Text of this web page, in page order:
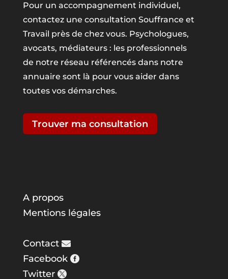
Pour un accompagnement individuel,
contactez une consultation Souffrance et
Travail près de chez vous. Psychologues,
avocats, médiateurs : les professionnels
de notre réseau référencés dans notre
annuaire sont là pour vous aider dans
toutes vos démarches.
Trouver ma consultation
A propos
Mentions légales
Contact
Facebook
Twitter